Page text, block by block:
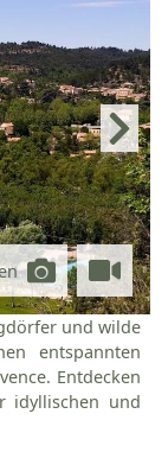
und wilde
entspannten
Entdecken
idyllischen und